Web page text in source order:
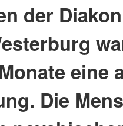
der
eine
Die